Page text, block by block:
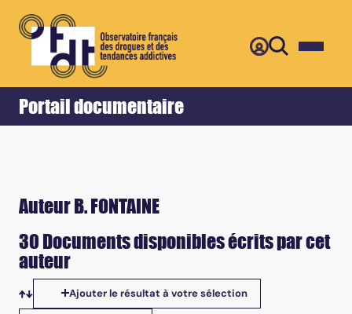
Portail documentaire
Accueil Retour
Auteur B. FONTAINE
30 Documents disponibles écrits par cet
auteur
Tris disponibles
Ajouter le résultat à votre sélection